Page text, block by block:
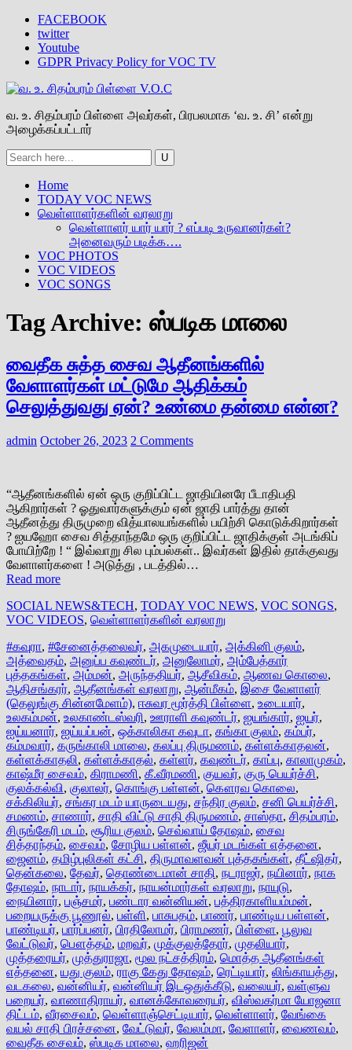
FACEBOOK
twitter
Youtube
GDPR Privacy Policy for VOC TV
வ. உ. சிதம்பரம் பிள்ளை அவர்கள், பிரபலமாக ‘வ. உ. சி’ என்று
அழைக்கப்பட்டார்
Home
TODAY VOC NEWS
வெள்ளாளர்களின் வரலாறு
வெள்ளாளர் யார் யார் ? எப்படி உருவானர்கள்?
அனைவரும் படிக்க….
VOC PHOTOS
VOC VIDEOS
VOC SONGS
Tag Archive: ஸ்படிக மாலை
வைதீக சுத்த சைவ ஆதீனங்களில்
வேளாளர்கள் மட்டுமே ஆதிக்கம்
செலுத்துவது ஏன்? உண்மை தன்மை என்ன?
admin October 26, 2023 2 Comments
“ஆதீனங்களில் ஏன் ஒரு குறிப்பிட்ட ஜாதியினரே பீடாதிபதி
ஆகிறார்கள் ? ஓதுவார்களுக்கும் ஏன் ஜாதி பார்த்து தான்
ஆதீனத்து திருமுறை வித்யாலயங்களில் பயிற்சி கொடுக்கிறார்கள்
? ஐயஹோ சைவ சித்தாந்தமே ஒரு குறிப்பிட்ட ஜாதிக்குள் அடங்கிப்
போயிற்றே ! “ இவ்வாறு சில பும்பல்கள்.. இவர்கள் இதில் தாக்குவது
வேளாளர்களை ! அடுத்து , படத்தில்…
Read more
SOCIAL NEWS&TECH, TODAY VOC NEWS, VOC SONGS,
VOC VIDEOS, வெள்ளாளர்களின் வரலாறு
#கவுரா, #சேனைத்தலைவர், அகமுடையார், அக்கினி குலம்,
அத்வைதம், அனுப்ப கவுண்டர், அனுலோமர், அம்பேத்கார்
புத்தகங்கள், அம்மன், அருந்ததியர், ஆசீவிகம், ஆணவ கொலை,
ஆதிசங்கரர், ஆதீனங்கள் வரலாறு, ஆன்மீகம், இசை வேளாளர்
(தெலுங்கு சின்னமேளம்), ஈசுவர மூர்த்தி பிள்ளை, உடையார்,
உலகம்மன், உலகாண்டஸ்வரி, ஊராளி கவுண்டர், ஐயங்கார், ஐயர்,
ஐய்யனார், ஐய்யப்பன், ஒக்காலிகா கவுடா, கங்கா குலம், கம்பர்,
கம்மவார், கருங்காலி மாலை, கலப்பு திருமணம், கள்ளக்காதலன்,
கள்ளக்காதலி, கள்ளக்காதல், கள்ளர், கவுண்டர், காப்பு, காலாமுகம்,
காஷ்மீர சைவம், கிராமணி, கீ.வீரமணி, குயவர், குரு பெயர்ச்சி,
குலக்கல்வி, குலாலர், கொங்கு பள்ளன், கௌரவ கொலை,
சக்கிலியர், சங்கர மடம் யாருடையது, சந்திர குலம், சனி பெயர்ச்சி,
சமணம், சாணார், சாதி விட்டு சாதி திருமணம், சாஸ்தா, சிதம்பரம்,
சிருங்கேரி மடம், சூரிய குலம், செவ்வாய் தோஷம், சைவ
சித்தாந்தம், சைவம், சோழிய பள்ளன், ஜீயர் மடங்கள் எத்தனை,
ஜைனம், தமிழ்புலிகள் கட்சி, திருமாவளவன் புத்தகங்கள், தீட்ஷிதர்,
தென்கலை, தேவர், தொண்டைமான் சாதி, நடராஜர், நயினார், நாக
தோஷம், நாடார், நாயக்கர், நாயன்மார்கள் வரலாறு, நாயுடு,
நையினார், பஞ்சமர், பண்டார வன்னியன், பத்திரகாளியம்மன்,
பறையருக்கு பூணூல், பள்ளி, பாசுபதம், பாணர், பாண்டிய பள்ளன்,
பாண்டியர், பார்ப்பனர், பிரதிலோமர், பிராமணர், பிள்ளை, பூலுவ
வேட்டுவர், பௌத்தம், மறவர், முக்குலத்தோர், முதலியார்,
முத்தரையர், முத்துராஜா, மூல நட்சத்திரம், மொத்த ஆதீனங்கள்
எத்தனை, யது குலம், ராகு கேது தோஷம், ரெட்டியார், லிங்காயத்து,
வடகலை, வன்னியர், வன்னியர் இடஒதுக்கீடு, வலையர், வள்ளுவ
பறையர், வாணாதிராயர், வானக்கோவரையர், விஸ்வகர்மா யோஜனா
திட்டம், வீரசைவம், வெள்ளாஞ்செட்டியார், வெள்ளாளர், வேங்கை
வயல் சாதி பிரச்சனை, வேட்டுவர், வேலம்மா, வேளாளர், வைணவம்,
வைதீக சைவம், ஸ்படிக மாலை, ஹரிஜன்